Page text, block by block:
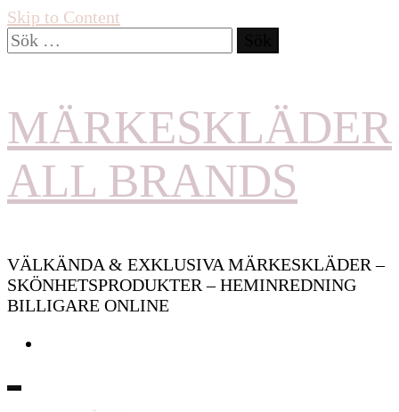
Skip to Content
Sök
efter:
MÄRKESKLÄDER
ALL BRANDS
VÄLKÄNDA & EXKLUSIVA MÄRKESKLÄDER –
SKÖNHETSPRODUKTER – HEMINREDNING
BILLIGARE ONLINE